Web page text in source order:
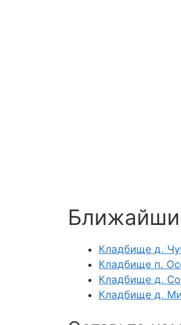
Кладбище д.
Кладбище п.
Кладбище д.
Кладбище д.